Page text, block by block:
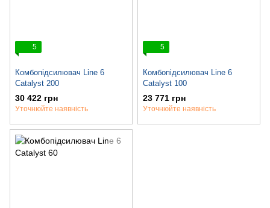
5
Комбопідсилювач Line 6
Catalyst 200
30 422 грн
Уточнюйте наявність
5
Комбопідсилювач Line 6
Catalyst 100
23 771 грн
Уточнюйте наявність